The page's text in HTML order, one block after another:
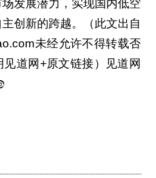
发展潜力，实现国内低空
创新的跨越。（此文出自
未经允许不得转载否
道网+原文链接）见道网